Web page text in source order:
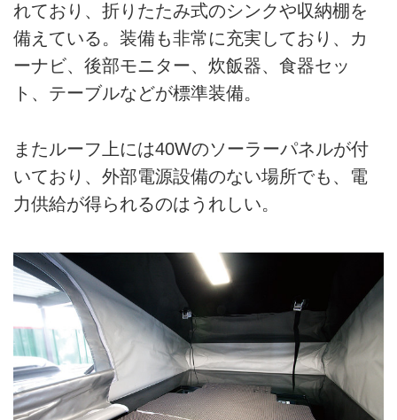
れており、折りたたみ式のシンクや収納棚を
備えている。装備も非常に充実しており、カ
ーナビ、後部モニター、炊飯器、食器セッ
ト、テーブルなどが標準装備。
またルーフ上には40Wのソーラーパネルが付
いており、外部電源設備のない場所でも、電
力供給が得られるのはうれしい。